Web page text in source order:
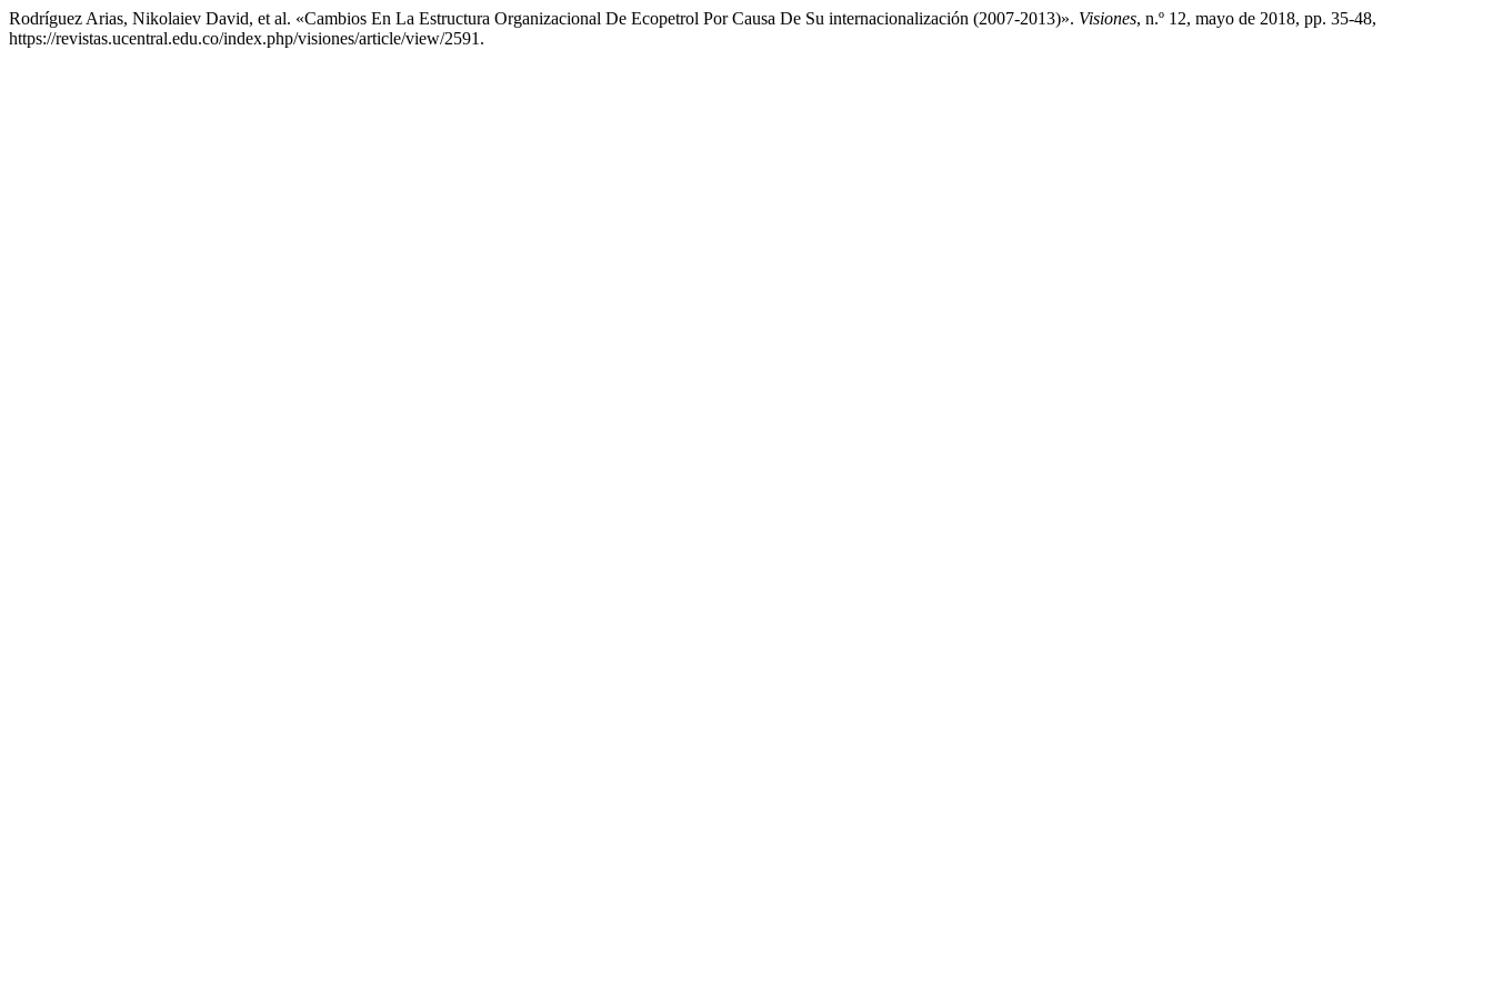
Rodríguez Arias, Nikolaiev David, et al. «Cambios En La Estructura Organizacional De Ecopetrol Por Causa De Su internacionalización (2007-2013)». Visiones, n.º 12, mayo de 2018, pp. 35-48,
https://revistas.ucentral.edu.co/index.php/visiones/article/view/2591.